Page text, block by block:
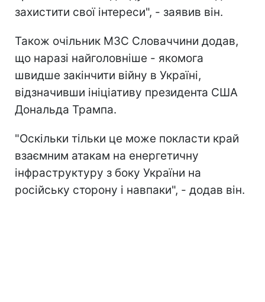
захистити свої інтереси", - заявив він.
Також очільник МЗС Словаччини додав,
що наразі найголовніше - якомога
швидше закінчити війну в Україні,
відзначивши ініціативу президента США
Дональда Трампа.
"Оскільки тільки це може покласти край
взаємним атакам на енергетичну
інфраструктуру з боку України на
російську сторону і навпаки", - додав він.